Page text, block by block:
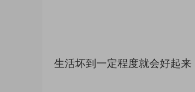
生活坏到一定程度就会好起来